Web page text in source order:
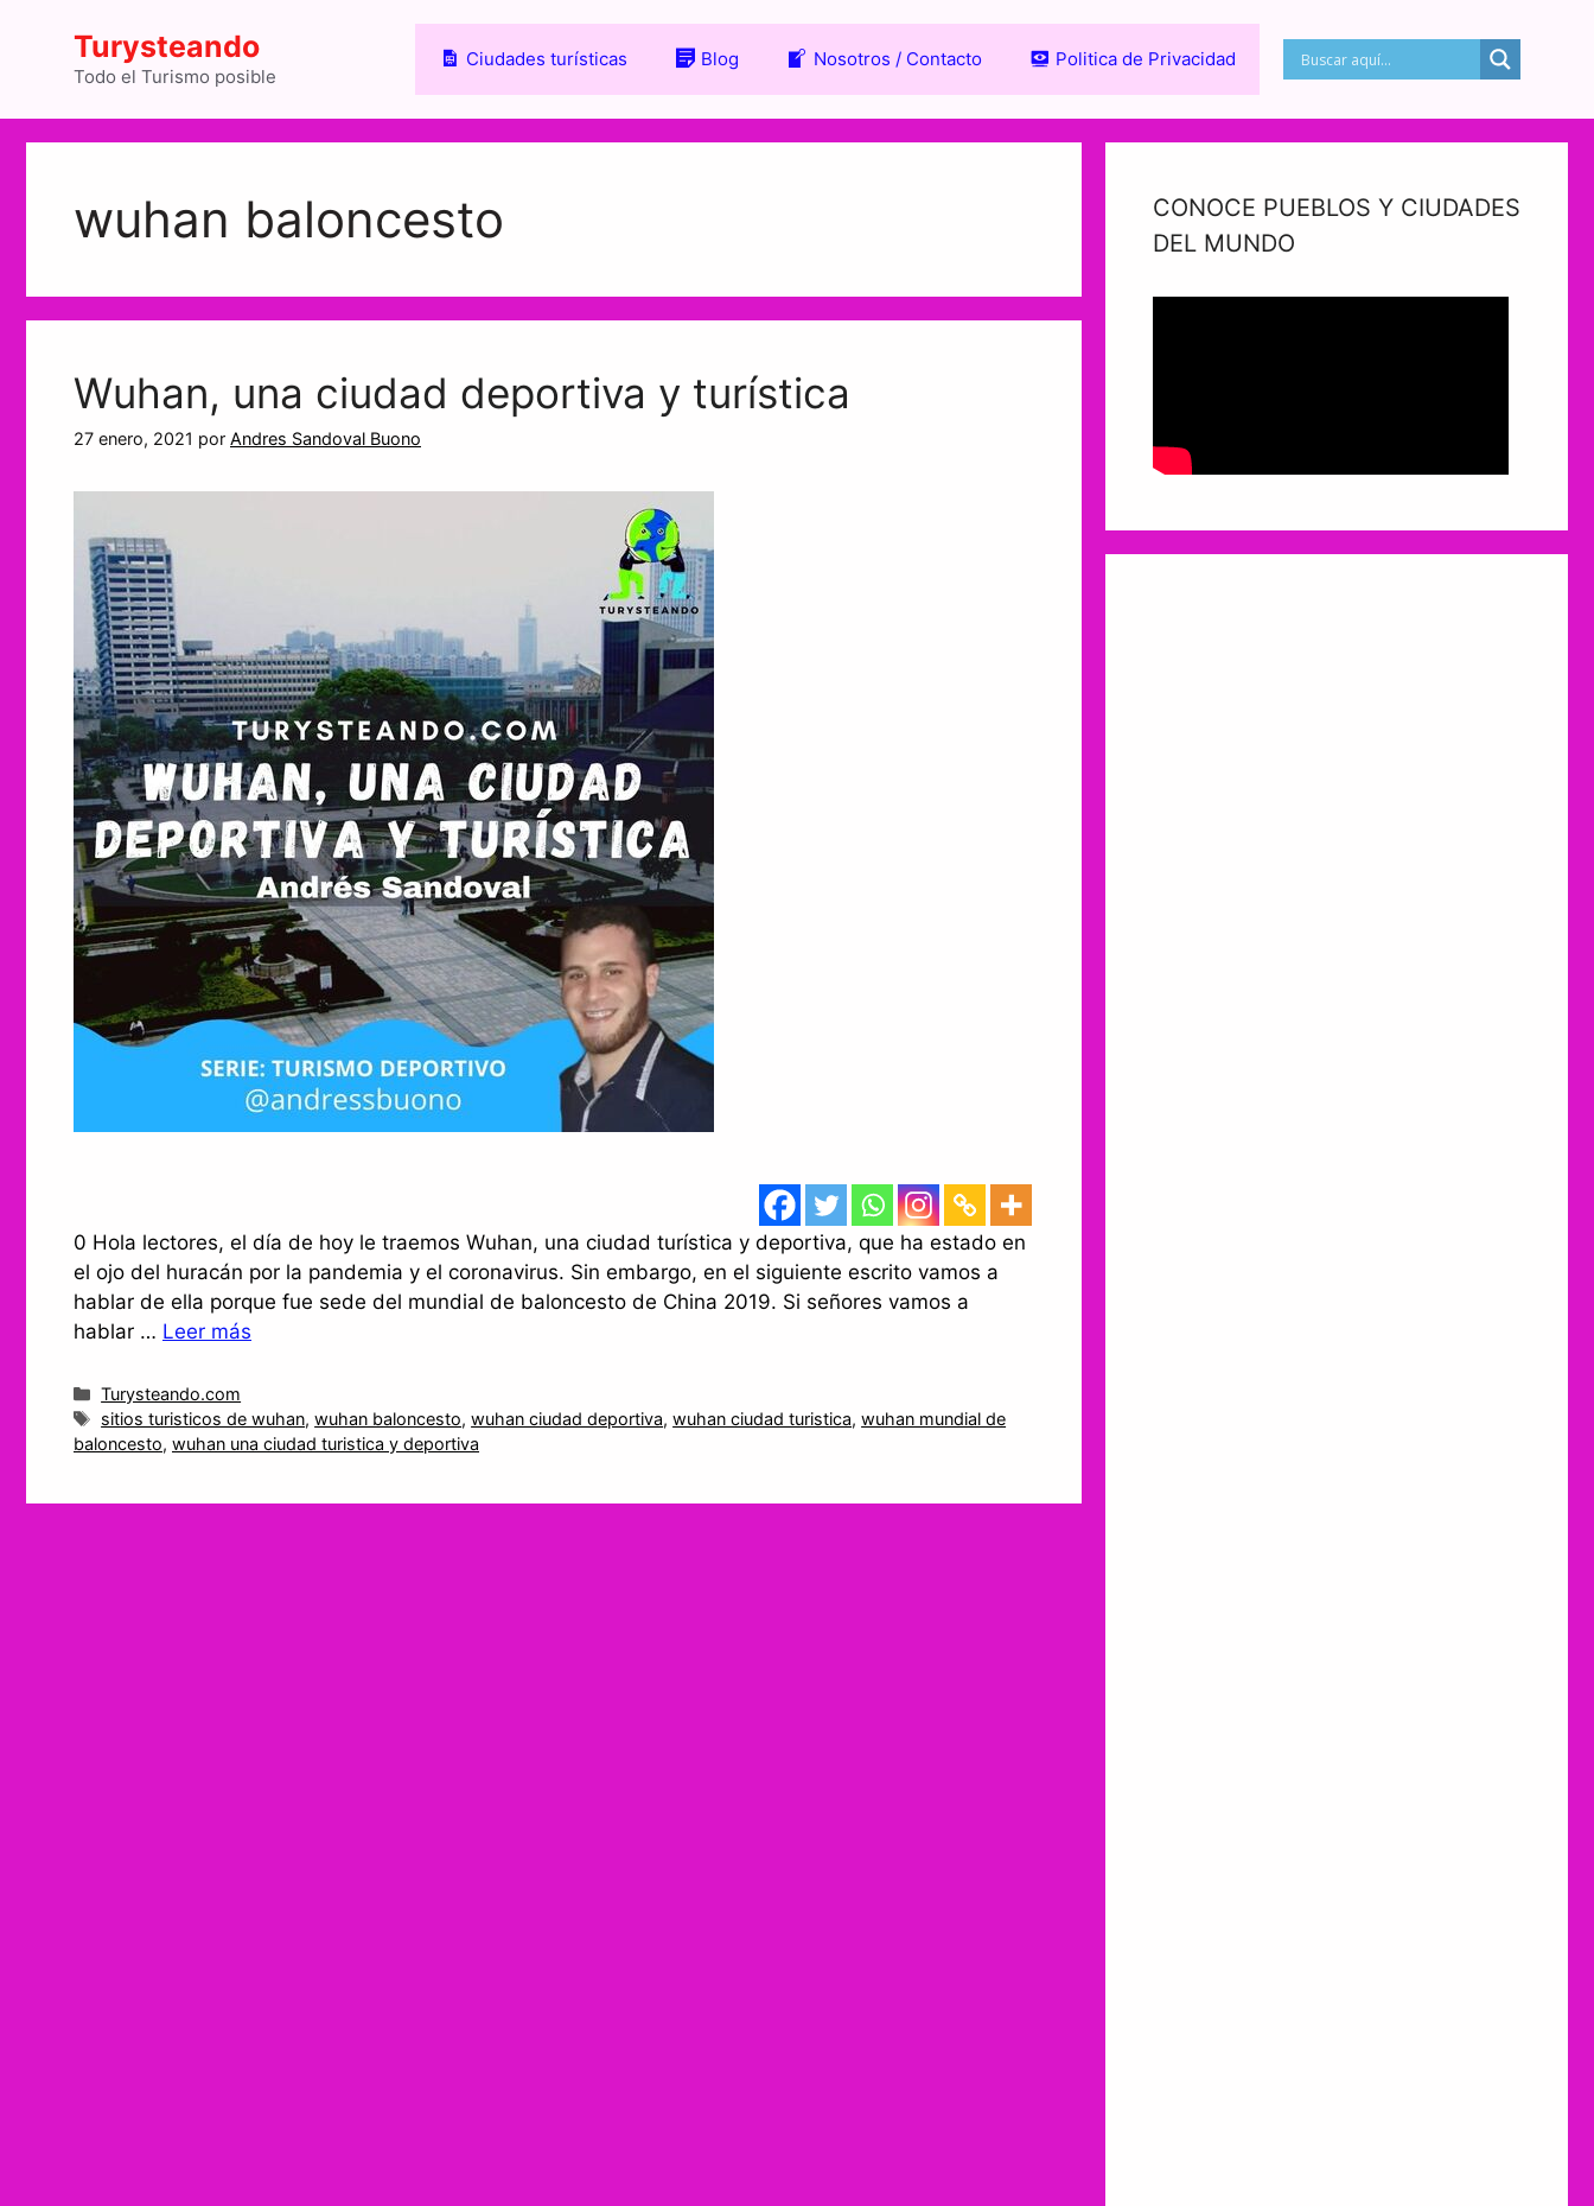
contenido
Turysteando
Todo el Turismo posible
Ciudades turísticas Blog Nosotros / Contacto Politica de Privacidad
wuhan baloncesto
Wuhan, una ciudad deportiva y turística
27 enero, 2021 por Andres Sandoval Buono
0 Hola lectores, el día de hoy le traemos Wuhan, una ciudad turística y deportiva, que ha estado en
el ojo del huracán por la pandemia y el coronavirus. Sin embargo, en el siguiente escrito vamos a
hablar de ella porque fue sede del mundial de baloncesto de China 2019. Si señores vamos a
hablar … Leer más
Categorías
Turysteando.com
Etiquetas
sitios turisticos de wuhan,wuhan baloncesto,wuhan ciudad deportiva,wuhan ciudad turistica,wuhan mundial de
baloncesto, wuhan una ciudad turistica y deportiva
CONOCE PUEBLOS Y CIUDADES
DEL MUNDO